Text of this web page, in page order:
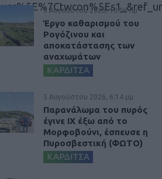
6 Αυγούστου 2026, 10:06 πμ
Έργο καθαρισμού του
Ρογόζινου και
αποκατάστασης των
αναχωμάτων
ΚΑΡΔΙΤΣΑ
5 Αυγούστου 2026, 6:14 μμ
Παρανάλωμα του πυρός
έγινε ΙΧ έξω από το
Μορφοβούνι, έσπευσε η
Πυροσβεστική (ΦΩΤΟ)
ΚΑΡΔΙΤΣΑ